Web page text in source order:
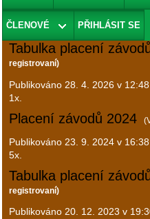
ČLENOVÉ PŘIHLÁSIT SE
Tabulka placení
registrovaní)
Publikováno 28. 4. 2026 v 12:48
1x.
Placení závodů 2024
Publikováno 23. 9. 2024 v 16:38
5x.
Tabulka placení
registrovaní)
Publikováno 20. 12. 2023 v